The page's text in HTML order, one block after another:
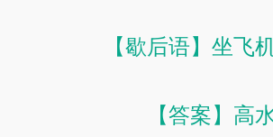
【歇后语】坐飞
【答案】高